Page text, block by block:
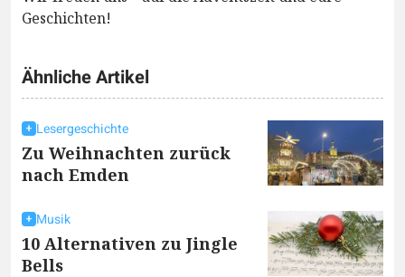
Geschichten!
Ähnliche Artikel
Lesergeschichte
Zu Weihnachten zurück
nach Emden
Musik
10 Alternativen zu Jingle
Bells